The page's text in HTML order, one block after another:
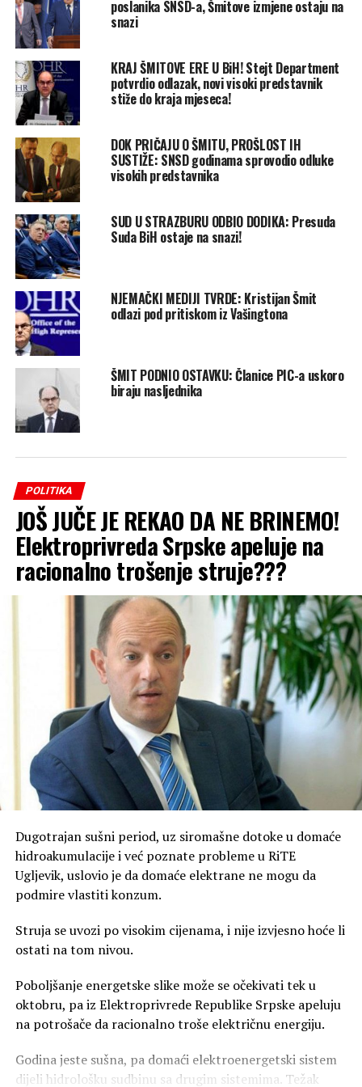
poslanika SNSD-a, Šmitove izmjene ostaju na
snazi
KRAJ ŠMITOVE ERE U BiH! Stejt Department
potvrdio odlazak, novi visoki predstavnik
stiže do kraja mjeseca!
DOK PRIČAJU O ŠMITU, PROŠLOST IH
SUSTIŽE: SNSD godinama sprovodio odluke
visokih predstavnika
SUD U STRAZBURU ODBIO DODIKA: Presuda
Suda BiH ostaje na snazi!
NJEMAČKI MEDIJI TVRDE: Kristijan Šmit
odlazi pod pritiskom iz Vašingtona
ŠMIT PODNIO OSTAVKU: Članice PIC-a uskoro
biraju nasljednika
POLITIKA
JOŠ JUČE JE REKAO DA NE BRINEMO!
Elektroprivreda Srpske apeluje na
racionalno trošenje struje???
Dugotrajan sušni period, uz siromašne dotoke u domaće
hidroakumulacije i već poznate probleme u RiTE
Ugljevik, uslovio je da domaće elektrane ne mogu da
podmire vlastiti konzum.
Struja se uvozi po visokim cijenama, i nije izvjesno hoće li
ostati na tom nivou.
Poboljšanje energetske slike može se očekivati tek u
oktobru, pa iz Elektroprivrede Republike Srpske apeluju
na potrošače da racionalno troše električnu energiju.
Godina jeste sušna, pa domaći elektroenergetski sistem
dijeli hidrološku sudbinu sa drugim sistemima. Težak